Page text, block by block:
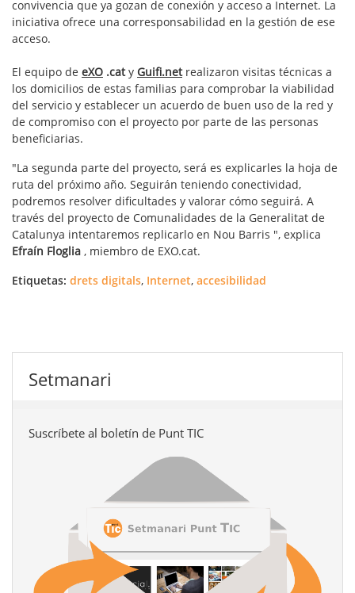
convivencia que ya gozan de conexión y acceso a Internet. La
iniciativa ofrece una corresponsabilidad en la gestión de ese
acceso.
El equipo de eXO .caty Guifi.netrealizaron visitas técnicas a
los domicilios de estas familias para comprobar la viabilidad
del servicio y establecer un acuerdo de buen uso de la red y
de compromiso con el proyecto por parte de las personas
beneficiarias.
"La segunda parte del proyecto, será es explicarles la hoja de
ruta del próximo año. Seguirán teniendo conectividad,
podremos resolver dificultades y valorar cómo seguirá. A
través del proyecto de Comunalidades de la Generalitat de
Catalunya intentaremos replicarlo en Nou Barris ", explica
Efraín Floglia , miembro de EXO.cat.
Etiquetas: drets digitals, Internet, accesibilidad
Setmanari
Suscríbete al boletín de Punt TIC